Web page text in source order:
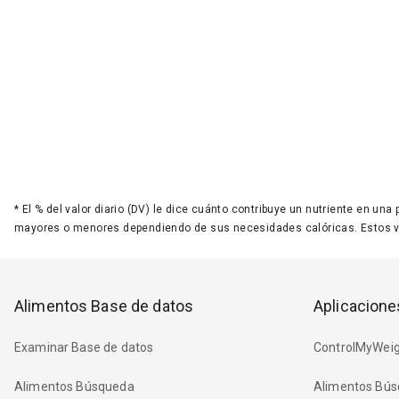
* El % del valor diario (DV) le dice cuánto contribuye un nutriente en
mayores o menores dependiendo de sus necesidades calóricas.
Alimentos Base de datos
Examinar Base de datos
Alimentos Búsqueda Alimentos